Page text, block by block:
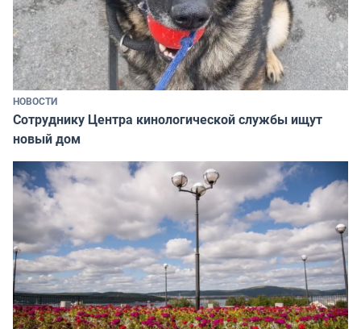
НОВОСТИ
Сотруднику Центра кинологической службы ищут
новый дом